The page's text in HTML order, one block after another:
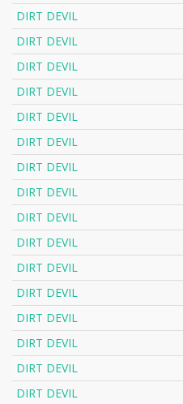
DIRT DEVIL
DIRT DEVIL
DIRT DEVIL
DIRT DEVIL
DIRT DEVIL
DIRT DEVIL
DIRT DEVIL
DIRT DEVIL
DIRT DEVIL
DIRT DEVIL
DIRT DEVIL
DIRT DEVIL
DIRT DEVIL
DIRT DEVIL
DIRT DEVIL
DIRT DEVIL